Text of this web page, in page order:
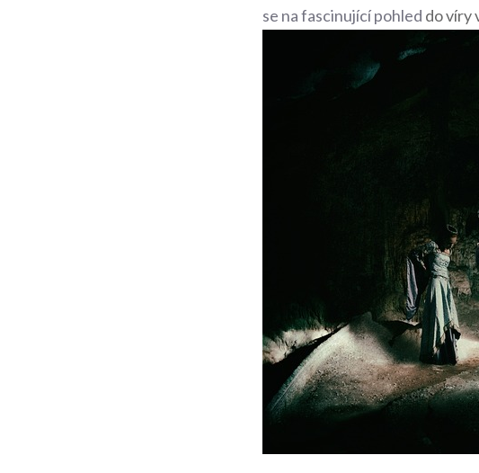
se na fascinující pohled ‍do víry